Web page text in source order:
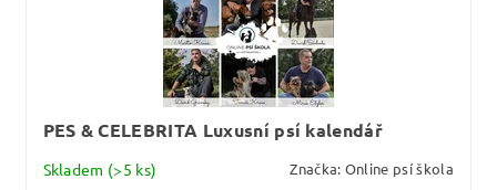
PES & CELEBRITA Luxusní psí kalendář
Skladem (>5 ks) Značka: Online psí škola